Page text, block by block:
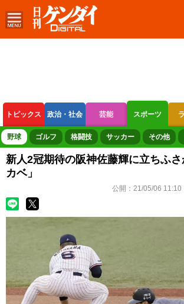
トピックス 政治・社会 芸能 スポーツ
ボートレース 競輪 オートレース
野球 ゴルフ 格闘技 サッカー その他
新人2冠期待の阪神佐藤輝に立ちふ
カベ」
公開： 21/05/06 11:10